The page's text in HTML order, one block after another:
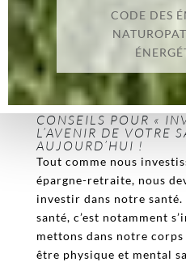
CODE DES
CONSEILS POUR «
L’AVENIR DE VOTRE
AUJOURD’HUI !
Tout comme nous
épargne-retraite, nous
investir dans notre
santé, c’est notamment
mettons dans notre
être physique et mental